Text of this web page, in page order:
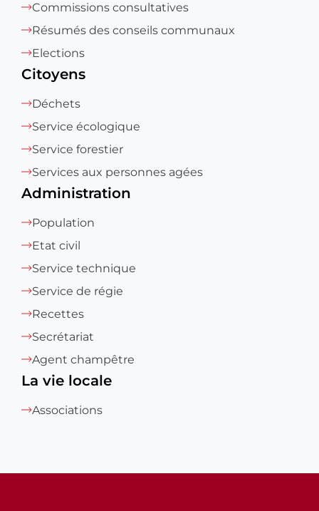
Commissions consultatives
Résumés des conseils communaux
Elections
Citoyens
Déchets
Service écologique
Service forestier
Services aux personnes agées
Administration
Population
Etat civil
Service technique
Service de régie
Recettes
Secrétariat
Agent champêtre
La vie locale
Associations